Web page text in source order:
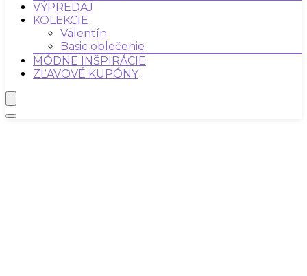
VÝPREDAJ
KOLEKCIE
Valentín
Basic oblečenie
MÓDNE INŠPIRÁCIE
ZĽAVOVÉ KUPÓNY